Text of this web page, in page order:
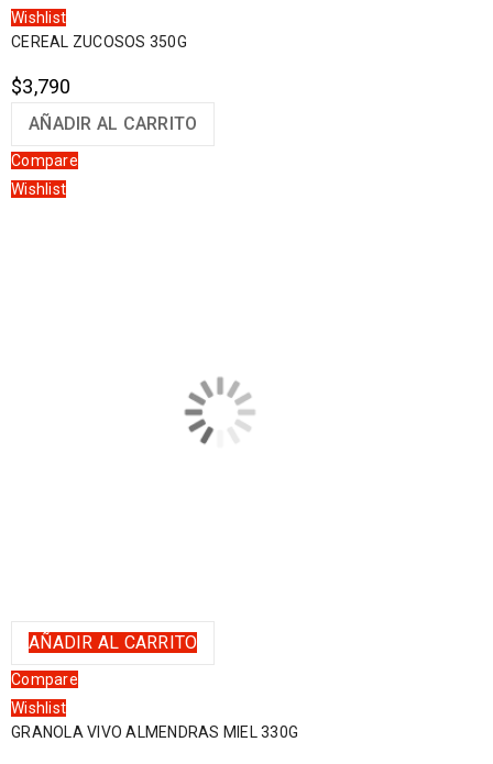
Wishlist
CEREAL ZUCOSOS 350G
$3,790
AÑADIR AL CARRITO
Compare
Wishlist
AÑADIR AL CARRITO
Compare
Wishlist
GRANOLA VIVO ALMENDRAS MIEL 330G